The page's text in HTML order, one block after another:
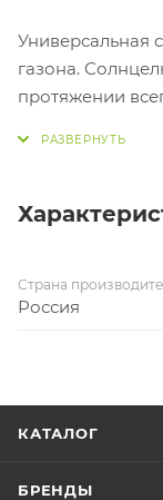
Универсальная
газона.
протяжении
Страна
Россия
КАТАЛОГ
БРЕНДЫ